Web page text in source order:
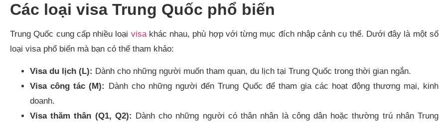
Các loại visa Trung Quốc phổ biến
Trung Quốc cung cấp nhiều loại visakhác nhau, phù hợp với từng mục đích nhập cảnh cụ thể. Dưới đây là một số
loại visa phổ biến mà bạn có thể tham khảo:
Visa du lịch (L): Dành cho những người muốn tham quan, du lịch tại Trung Quốc trong thời gian ngắn.
Visa công tác (M): Dành cho những người đến Trung Quốc để tham gia các hoạt động thương mại, kinh
doanh.
Visa thăm thân (Q1, Q2): Dành cho những người có thân nhân là công dân hoặc thường trú nhân Trung